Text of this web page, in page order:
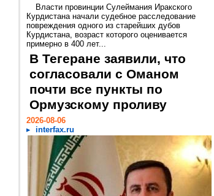
Власти провинции Сулеймания Иракского
Курдистана начали судебное расследование
повреждения одного из старейших дубов
Курдистана, возраст которого оценивается
примерно в 400 лет...
В Тегеране заявили, что
согласовали с Оманом
почти все пункты по
Ормузскому проливу
2026-08-06
interfax.ru